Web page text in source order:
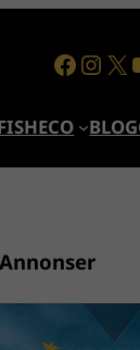
X
Annonser